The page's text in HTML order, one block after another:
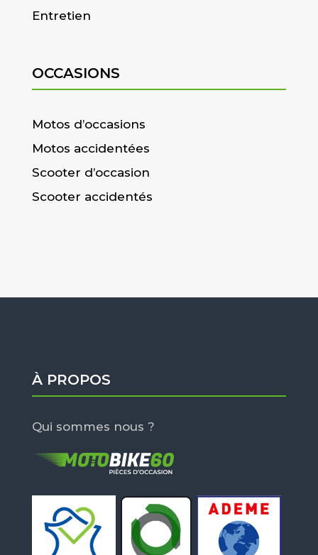
Entretien
OCCASIONS
Motos d’occasions
Motos accidentées
Scooter d’occasion
Scooter accidentés
À PROPOS
Qui sommes nous ?